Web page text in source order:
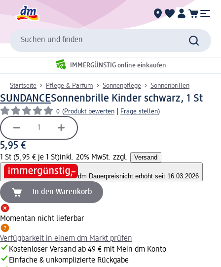
Suchen und finden
IMMERGÜNSTIG online einkaufen
Startseite Pflege & Parfum Sonnenpflege Sonnenbrillen
SUNDANCESonnenbrille Kinder schwarz, 1 St
0 (Produkt bewerten Frage stellen)
5,95 €
1 St (5,95 € je 1 St)inkl. 20% MwSt. zzgl. Versand
dm Dauerpreisnicht erhöht seit 16.03.2026
In den Warenkorb
Momentan nicht lieferbar
Verfügbarkeit in einem dm Markt prüfen
Kostenloser Versand ab 49 € mit Mein dm Konto
Einfache & unkomplizierte Rückgabe